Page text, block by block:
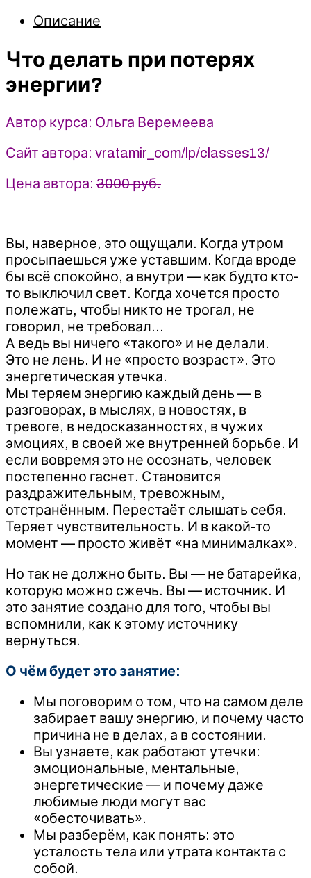
при
энергии?
Ольга
(2025)
Миров
Описание
Что делать при потерях
энергии?
Автор курса: Ольга Веремеева
Сайт автора: vratamir_com/lp/classes13/
Цена автора: 3000 руб.
Вы, наверное, это ощущали. Когда утром
просыпаешься уже уставшим. Когда вроде
бы всё спокойно, а внутри — как будто кто-
то выключил свет. Когда хочется просто
полежать, чтобы никто не трогал, не
говорил, не требовал…
А ведь вы ничего «такого» и не делали.
Это не лень. И не «просто возраст». Это
энергетическая утечка.
Мы теряем энергию каждый день — в
разговорах, в мыслях, в новостях, в
тревоге, в недосказанностях, в чужих
эмоциях, в своей же внутренней борьбе. И
если вовремя это не осознать, человек
постепенно гаснет. Становится
раздражительным, тревожным,
отстранённым. Перестаёт слышать себя.
Теряет чувствительность. И в какой-то
момент — просто живёт «на минималках».
Но так не должно быть. Вы — не батарейка,
которую можно сжечь. Вы — источник. И
это занятие создано для того, чтобы вы
вспомнили, как к этому источнику
вернуться.
О чём будет это занятие:
Мы поговорим о том, что на самом деле
забирает вашу энергию, и почему часто
причина не в делах, а в состоянии.
Вы узнаете, как работают утечки:
эмоциональные, ментальные,
энергетические — и почему даже
любимые люди могут вас
«обесточивать».
Мы разберём, как понять: это
усталость тела или утрата контакта с
собой.